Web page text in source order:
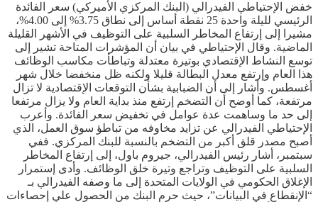
خفض الإحتياطي الفيدرالي (البنك المركزي الأميركي) سعر الفائدة
الرئيسي لليلة واحدة 25 نقطة أساس إلى نطاق 3.75% إلى 4.00%،
مشيرا إلى إرتفاع المخاطر السلبية على التوظيف في الأشهر القليلة
الماضية. وقال الإحتياطي في بيان أن المؤشرات المتاحة تشير إلى
توسع النشاط الإقتصادي بوتيرة معتدلة وتباطأت مكاسب الوظائف
هذا العام وإرتفع معدل البطالة قليلا ولكنه ظل منخفضا خلال شهر
أغسطس. وأشار إلى أن الضبابية بشأن التوقعات الإقتصادية لا تزال
مرتفعة، كما أوضح أن التضخم إرتفع منذ بداية العام ولا يزال مرتفعا
إلى حد ما وساهمت عدة عوامل في تخفيض سعر الفائدة. وأعرب
الإحتياطي الفيدرالي عن تزايد مخاوفه من تباطؤ سوق العمل، الذي
أصبح مصدر قلق أكبر من التضخم بالنسبة للبنك المركزي. ففي
سبتمبر، أشار رئيس الفيدرالي، جيروم باول، إلى إرتفاع المخاطر
السلبية على التوظيف وتراجع وتيرة خلق الوظائف. وأدى إستمرار
الإغلاق الحكومي في الولايات المتحدة إلى ما وصفه الفيدرالي بـ
“الإنقطاع في البيانات”، حيث حرم البنك من الحصول على إحصاءات